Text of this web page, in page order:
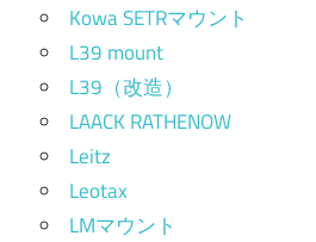
Kowa SETRマウント
L39 mount
L39（改造）
LAACK RATHENOW
Leitz
Leotax
LMマウント